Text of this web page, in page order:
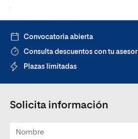
.
Convocatoria abierta
Consulta descuentos con tu asesor
Plazas limitadas
Solicita información